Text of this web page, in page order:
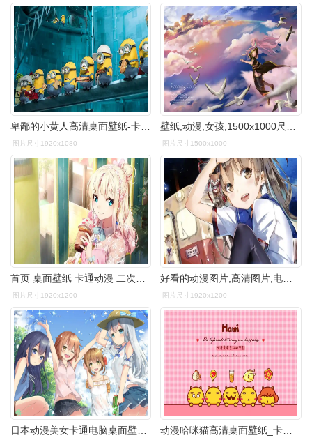
卑鄙的小黄人高清桌面壁纸-卡通动漫-壁纸下载-美桌网
图片尺寸1920x1080
壁纸,动漫,女孩,1500x1000尺寸壁纸-回车桌面
图片尺寸1500x1000
图片尺寸1920x1200 图片尺寸1920x1200